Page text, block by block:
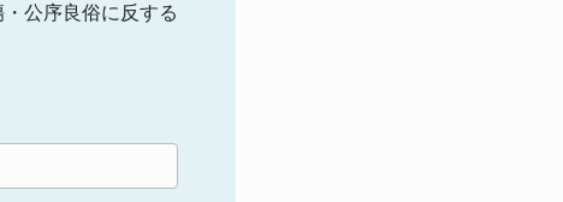
公序良俗に反する